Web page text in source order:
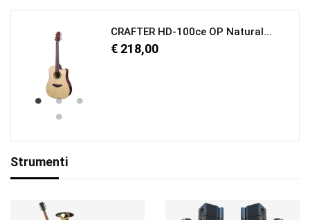
CRAFTER HD-100ce OP Natural...
€ 218,00
Strumenti